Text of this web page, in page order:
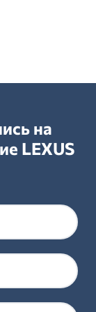
на
LEXUS